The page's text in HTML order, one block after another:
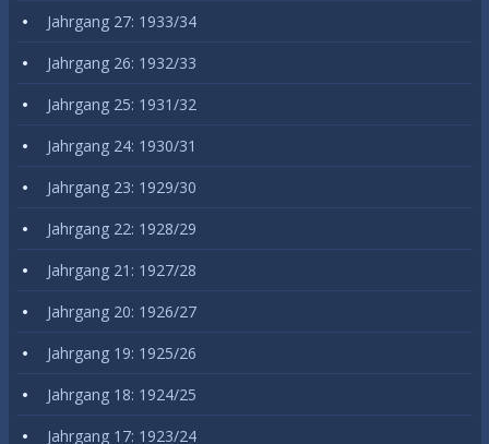
Jahrgang 27: 1933/34
Jahrgang 26: 1932/33
Jahrgang 25: 1931/32
Jahrgang 24: 1930/31
Jahrgang 23: 1929/30
Jahrgang 22: 1928/29
Jahrgang 21: 1927/28
Jahrgang 20: 1926/27
Jahrgang 19: 1925/26
Jahrgang 18: 1924/25
Jahrgang 17: 1923/24